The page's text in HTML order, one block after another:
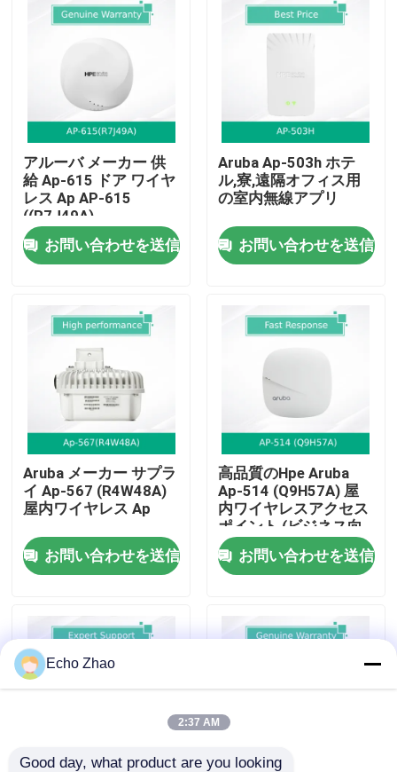
ホーム
製品
動画
私たちについて
工場見学
品質管理
ニュース
見積もりを依頼する
アルーバ メーカー 供
給 Ap-615 ドア ワイヤ
レス Ap AP-615
((R7J49A)
お問い合わせを送信
Aruba Ap-503h ホテ
ル,寮,遠隔オフィス用
の室内無線アプリ
お問い合わせを送信
Aruba メーカー サプラ
イ Ap-567 (R4W48A)
屋内ワイヤレス Ap
お問い合わせを送信
高品質のHpe Aruba
Ap-514 (Q9H57A) 屋
内ワイヤレスアクセス
ポイント (ビジネス向
け)
お問い合わせを送信
Echo Zhao
2:37 AM
Good day, what product are you looking